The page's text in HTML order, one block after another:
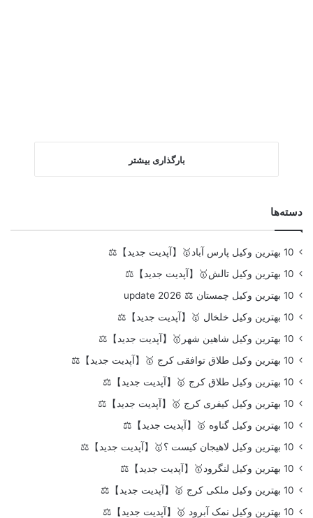
بارگذاری بیشتر
دسته‌ها
10 بهترین وکیل پارس آباد🥇【آپدیت جدید】⚖️
10 بهترین وکیل تالش🥇【آپدیت جدید】⚖️
10 بهترین وکیل چمستان ⚖️ update 2026
10 بهترین وکیل خلخال 🥇【آپدیت جدید】⚖️
10 بهترین وکیل شاهین شهر🥇【آپدیت جدید】⚖️
10 بهترین وکیل طلاق توافقی کرج 🥇【آپدیت جدید】⚖️
10 بهترین وکیل طلاق کرج 🥇【آپدیت جدید】⚖️
10 بهترین وکیل کیفری کرج 🥇【آپدیت جدید】⚖️
10 بهترین وکیل گناوه 🥇【آپدیت جدید】⚖️
10 بهترین وکیل لاهیجان کیست ؟🥇【آپدیت جدید】⚖️
10 بهترین وکیل لنگرود🥇【آپدیت جدید】⚖️
10 بهترین وکیل ملکی کرج 🥇【آپدیت جدید】⚖️
10 بهترین وکیل نمک آبرود 🥇【آپدیت جدید】⚖️